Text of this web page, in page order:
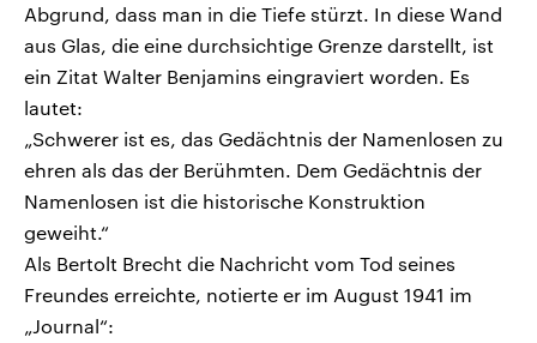
Abgrund, dass man in die Tiefe stürzt. In diese Wand
aus Glas, die eine durchsichtige Grenze darstellt, ist
ein Zitat Walter Benjamins eingraviert worden. Es
lautet:
„Schwerer ist es, das Gedächtnis der Namenlosen zu
ehren als das der Berühmten. Dem Gedächtnis der
Namenlosen ist die historische Konstruktion
geweiht.“
Als Bertolt Brecht die Nachricht vom Tod seines
Freundes erreichte, notierte er im August 1941 im
„Journal“: